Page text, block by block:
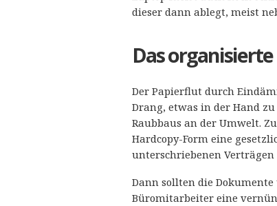
dieser dann ablegt, meist
Das
Der Papierflut durch
Drang, etwas in der Hand
Raubbaus an der Umwelt.
Hardcopy-Form eine
unterschriebenen Verträgen
Dann sollten die
Büromitarbeiter eine